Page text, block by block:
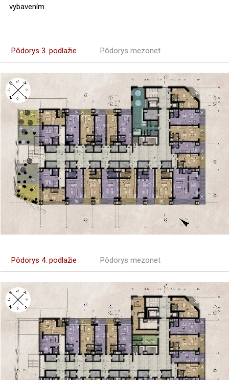
vybavením.
Pôdorys 3. podlažie Pôdorys mezonet
Pôdorys 4. podlažie Pôdorys mezonet